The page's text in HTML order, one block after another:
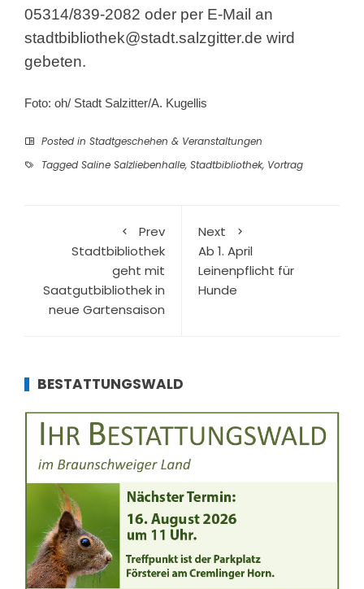
05314/839-2082 oder per E-Mail an
stadtbibliothek@stadt.salzgitter.de wird
gebeten.
Foto: oh/ Stadt Salzitter/A. Kugellis
Posted in Stadtgeschehen & Veranstaltungen
Tagged Saline Salzliebenhalle, Stadtbibliothek, Vortrag
Prev
Stadtbibliothek
geht mit
Saatgutbibliothek in
neue Gartensaison
Next
Ab 1. April
Leinenpflicht für
Hunde
BESTATTUNGSWALD